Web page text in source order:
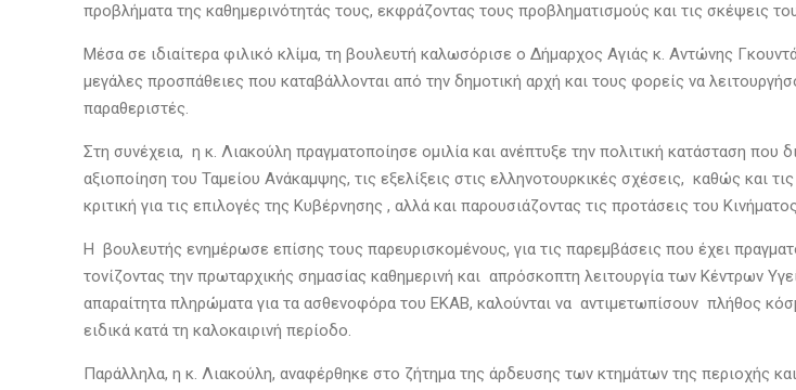
προβλήματα της καθημερινότητάς τους, εκφράζοντας τους προβληματισμούς και τις σκέψεις
Μέσα σε ιδιαίτερα φιλικό κλίμα, τη βουλευτή καλωσόρισε ο Δήμαρχος Αγιάς κ. Αντώνης
μεγάλες προσπάθειες που καταβάλλονται από την δημοτική αρχή και τους φορείς να
παραθεριστές.
Στη συνέχεια, η κ. Λιακούλη πραγματοποίησε ομιλία και ανέπτυξε την πολιτική κατάσταση
αξιοποίηση του Ταμείου Ανάκαμψης, τις εξελίξεις στις ελληνοτουρκικές σχέσεις, καθώς και
κριτική για τις επιλογές της Κυβέρνησης , αλλά και παρουσιάζοντας τις προτάσεις του
Η βουλευτής ενημέρωσε επίσης τους παρευρισκομένους, για τις παρεμβάσεις που έχει
τονίζοντας την πρωταρχικής σημασίας καθημερινή και απρόσκοπτη λειτουργία των Κέντρων
απαραίτητα πληρώματα για τα ασθενοφόρα του ΕΚΑΒ, καλούνται να αντιμετωπίσουν πλήθος
ειδικά κατά τη καλοκαιρινή περίοδο.
Παράλληλα, η κ. Λιακούλη, αναφέρθηκε στο ζήτημα της άρδευσης των κτημάτων της περιοχής